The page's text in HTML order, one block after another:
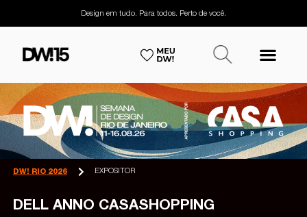
Design em tudo. Para todos. Perto de você.
DW! RIO 2026 EXPOSITOR
DELL ANNO CASASHOPPING